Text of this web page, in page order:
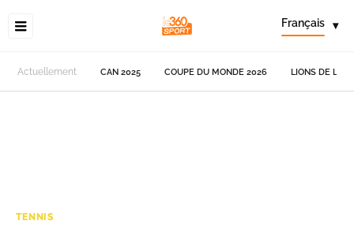
Français ▾
Actuellement CAN 2025 COUPE DU MONDE 2026 LIONS DE
TENNIS